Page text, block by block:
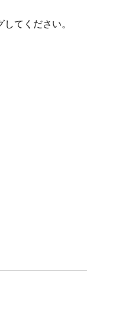
てください。